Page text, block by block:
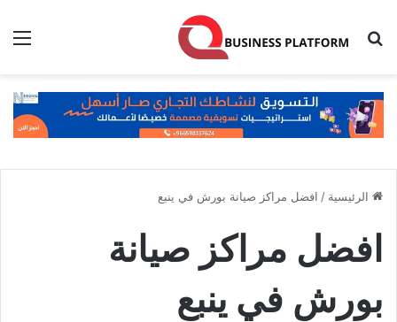
بحث عن
الرئيسية / افضل مراكز صيانة بورش في ينبع
افضل مراكز صيانة
بورش في ينبع